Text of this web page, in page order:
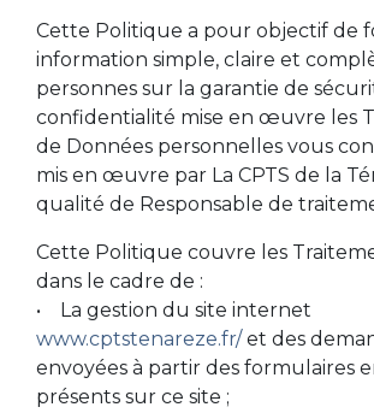
Cette Politique a pour objectif de
information simple, claire et
personnes sur la garantie de
confidentialité mise en œuvre les
de Données personnelles vous
mis en œuvre par La CPTS de la
qualité de Responsable de
Cette Politique couvre les
dans le cadre de :
• La gestion du site internet
www.cptstenareze.fr/ et des
envoyées à partir des formulaires
présents sur ce site ;